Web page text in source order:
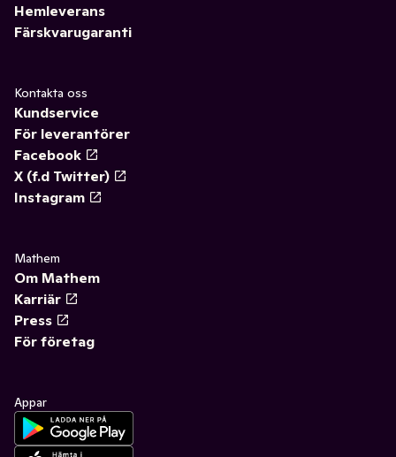
Hemleverans
Färskvarugaranti
Kontakta oss
Kundservice
För leverantörer
Facebook
X (f.d Twitter)
Instagram
Mathem
Om Mathem
Karriär
Press
För företag
Appar